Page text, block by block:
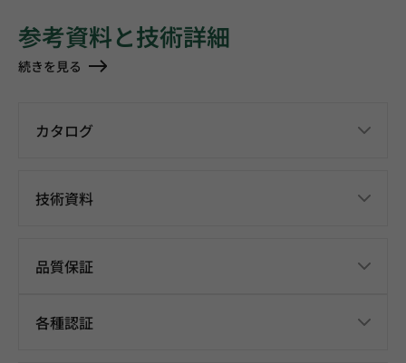
参考資料と技術詳細
続きを見る
カタログ
技術資料
品質保証
各種認証